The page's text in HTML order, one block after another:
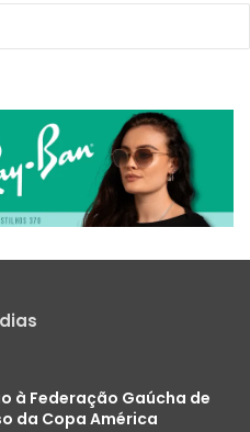
à Federação Gaúcha de
da Copa América